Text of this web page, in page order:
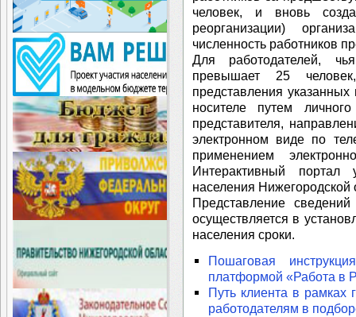
человек, и вновь
реорганизации)
численность работников
Для работодателей,
превышает 25
представления
носителе путем
представителя,
электронном виде по
применением
Интерактивный
населения Нижегородской
Представление
осуществляется в
населения сроки.
Пошаговая
платформой «Работа в
Путь клиента в рамках
работодателям в